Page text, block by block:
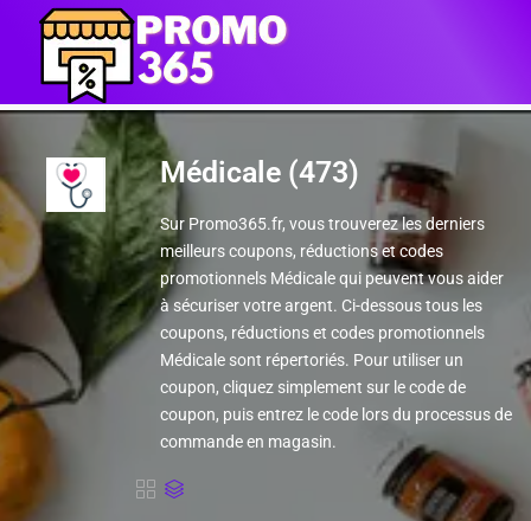
Médicale (473)
Sur Promo365.fr, vous trouverez les derniers
meilleurs coupons, réductions et codes
promotionnels Médicale qui peuvent vous aider
à sécuriser votre argent. Ci-dessous tous les
coupons, réductions et codes promotionnels
Médicale sont répertoriés. Pour utiliser un
coupon, cliquez simplement sur le code de
coupon, puis entrez le code lors du processus de
commande en magasin.